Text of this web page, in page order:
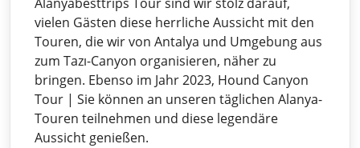
vielen Gästen diese herrliche Aussicht mit den
Touren, die wir von Antalya und Umgebung aus
zum Tazı-Canyon organisieren, näher zu
bringen. Ebenso im Jahr 2023, Hound Canyon
Tour | Sie können an unseren täglichen Alanya-
Touren teilnehmen und diese legendäre
Aussicht genießen.